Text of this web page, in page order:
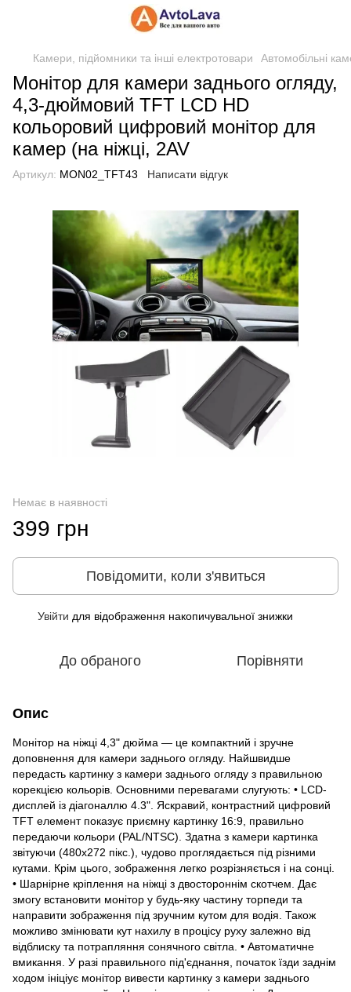
Камери, підйомники та інші електротовари Автомобільні
Монітор для камери заднього огляду,
4,3-дюймовий TFT LCD HD
кольоровий цифровий монітор для
камер (на ніжці, 2AV
Артикул: MON02_TFT43 Написати відгук
Немає в наявності
399 грн
Повідомити, коли з'явиться
Увійти для відображення накопичувальної знижки
До обраного Порівняти
Опис
Монітор на ніжці 4,3" дюйма — це компактний і зручне
доповнення для камери заднього огляду. Найшвидше
передасть картинку з камери заднього огляду з правильною
корекцією кольорів. Основними перевагами слугують: • LCD-
дисплей із діагоналлю 4.3". Яскравий, контрастний цифровий
TFT елемент показує приємну картинку 16:9, правильно
передаючи кольори (PAL/NTSC). Здатна з камери картинка
звітуючи (480x272 пікс.), чудово проглядається під різними
кутами. Крім цього, зображення легко розрізняється і на сонці.
• Шарнірне кріплення на ніжці з двостороннім скотчем. Дає
змогу встановити монітор у будь-яку частину торпеди та
направити зображення під зручним кутом для водія. Також
можливо змінювати кут нахилу в процісу руху залежно від
відблиску та потрапляння сонячного світла. • Автоматичне
вмикання. У разі правильного під'єднання, початок їзди заднім
ходом ініціує монітор вивести картинку з камери заднього